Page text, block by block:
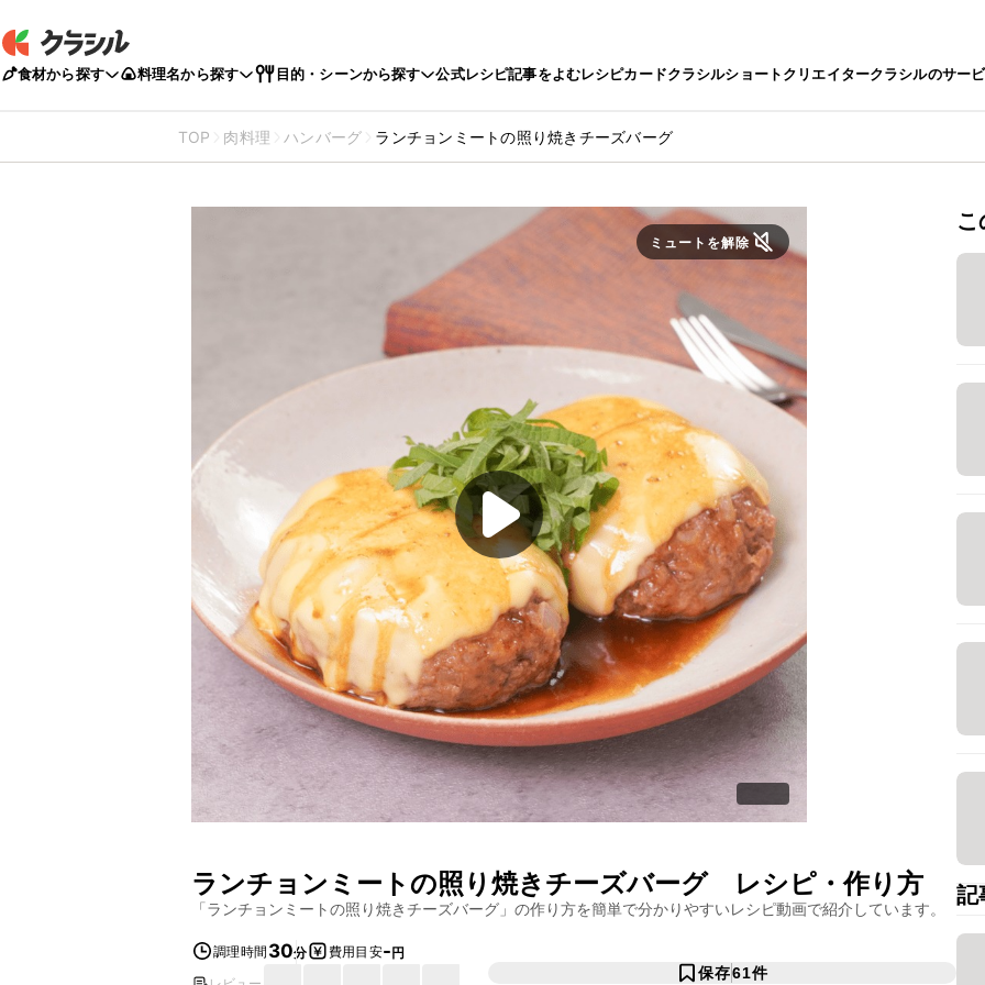
食材から探す 料理名から探す 目的・シーンから探す 公式レシピ記事をよむレシピカードクラシルショートクリエイタークラシルのサー
TOP 肉料理 ハンバーグ ランチョンミートの照り焼きチーズバーグ
ミュートを解除
ランチョンミートの照り焼きチーズバーグレシピ・作り方
「ランチョンミートの照り焼きチーズバーグ 」の作り方を簡単で分かりやすいレシピ動画で紹介しています。
調理時間 30分 費用目安-円
保存61件
記